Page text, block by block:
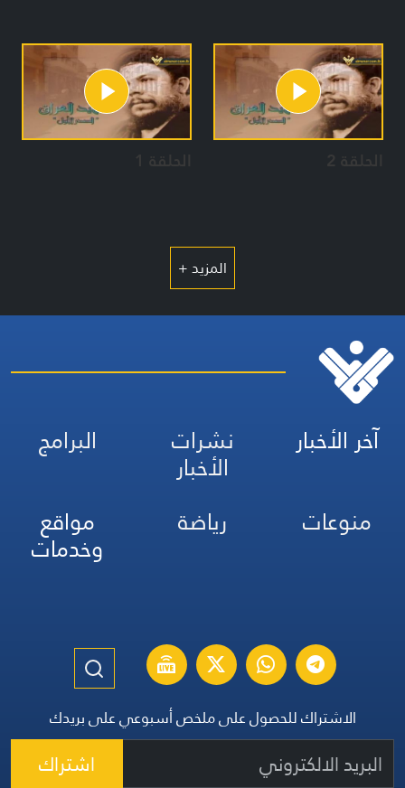
الحلقة 2 الحلقة 1
المزيد +
آخر الأخبار نشرات
الأخبار
البرامج
منوعات
رياضة مواقع
وخدمات
الاشتراك للحصول على ملخص أسبوعي على بريدك
اشتراك